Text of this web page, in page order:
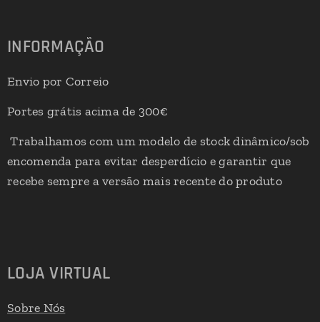
INFORMAÇÃO
Envio por Correio
Portes grátis acima de 300€
Trabalhamos com um modelo de stock dinâmico/sob
encomenda para evitar desperdício e garantir que
recebe sempre a versão mais recente do produto
LOJA VIRTUAL
Sobre Nós